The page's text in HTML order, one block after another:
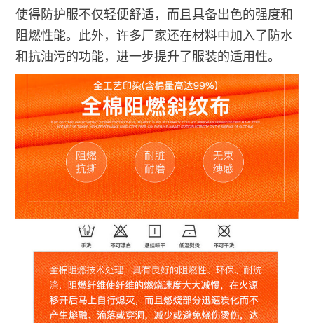
使得防护服不仅轻便舒适，而且具备出色的强度和
阻燃性能。此外，许多厂家还在材料中加入了防水
和抗油污的功能，进一步提升了服装的适用性。